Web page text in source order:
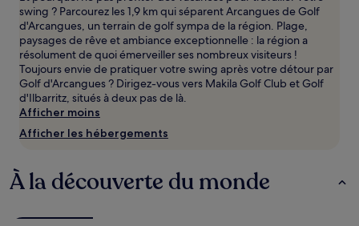
2 adultes.
Les
prix
disponibilité
sont
susceptibles
changer.
conditions
supplémentaires
swing ? Parcourez les 1,9 km qui séparent Arcangues de Golf
d'Arcangues, un terrain de golf sympa de la région. Plage,
paysages de rêve et ambiance exceptionnelle : la région a
résolument de quoi émerveiller ses nombreux visiteurs !
Toujours envie de pratiquer votre swing après votre détour par
Golf d'Arcangues ? Dirigez-vous vers Makila Golf Club et Golf
d'Ilbarritz, situés à deux pas de là.
Afficher moins
Afficher les hébergements
À la découverte du monde